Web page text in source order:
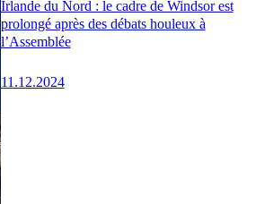
Irlande du Nord : le cadre de Windsor est
prolongé après des débats houleux à
l’Assemblée
11.12.2024